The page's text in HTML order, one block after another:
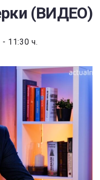
(ВИДЕО)
11:30 ч.